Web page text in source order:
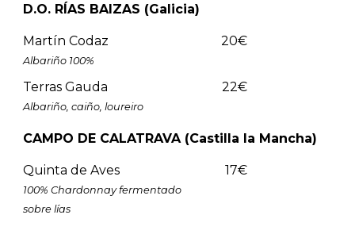
D.O. RÍAS BAIZAS (Galicia)
Martín Codaz
Albariño 100%
20€
Terras Gauda
Albariño, caiño, loureiro
22€
CAMPO DE CALATRAVA (Castilla la Mancha)
Quinta de Aves
100% Chardonnay fermentado
sobre lías
17€